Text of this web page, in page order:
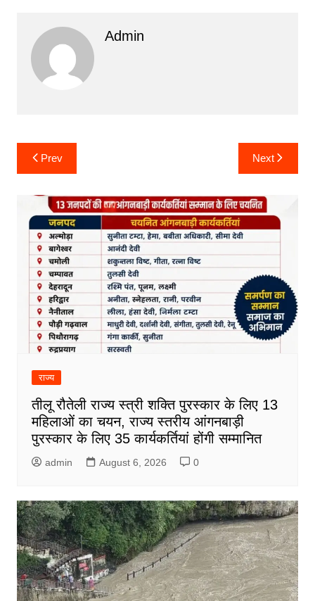
Admin
Post
navigation
Prev Next
राज्य
तीलू रौतेली राज्य स्त्री शक्ति पुरस्कार के लिए 13
महिलाओं का चयन, राज्य स्तरीय आंगनबाड़ी
पुरस्कार के लिए 35 कार्यकर्तियां होंगी सम्मानित
admin August 6, 2026 0